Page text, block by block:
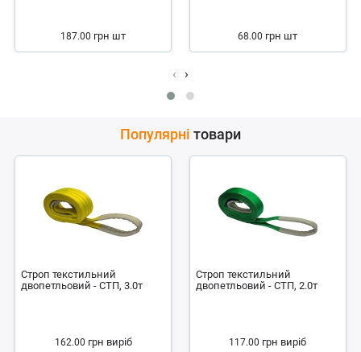
187.00 грн шт 68.00 грн шт
‹ ›
Популярні товари
Строп текстильний
двопетльовий - СТП, 3.0т
162.00 грн виріб
Строп текстильний
двопетльовий - СТП, 2.0т
117.00 грн виріб